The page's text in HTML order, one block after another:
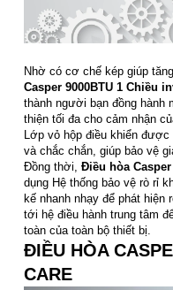
Nhờ có cơ chế kép giúp
Casper 9000BTU 1 Chiều
thành người bạn đồng hành
thiện tối đa cho cảm nhận
Lớp vỏ hộp điều khiển
và chắc chắn, giúp bảo vệ
Đồng thời, Điều hòa
dụng Hệ thống bảo vệ rò rỉ
kế nhanh nhạy để phát
tới hệ điều hành trung tâm
toàn của toàn bộ thiết bị.
ĐIỀU HÒA
CARE